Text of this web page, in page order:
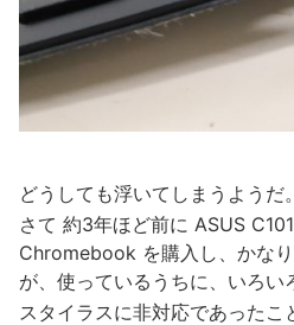
どうしても浮いてしまうようだ。
さて 約3年ほど前に ASUS
Chromebook を購入し、かな
が、使っているうちに、いろい
スタイラスに非対応であったこ